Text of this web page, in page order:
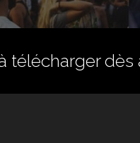
télécharger dès